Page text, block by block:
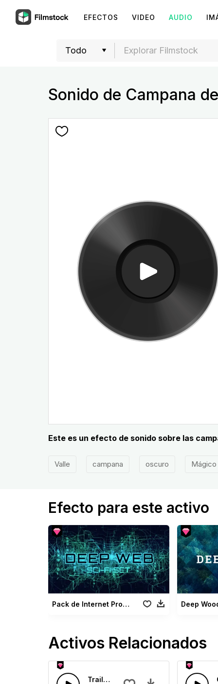
EFECTOS VIDEO AUDIO
Sonido de Campana
Este es un efecto de sonido sobre las
Valle campana oscuro Mágico
Efecto para este activo
Pack de Internet Profunda Deep
Activos Relacionados
Trailer Cinemático Urbano